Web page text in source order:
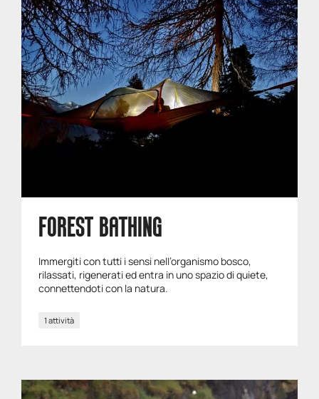
FOREST BATHING
Immergiti con tutti i sensi nell’organismo bosco,
rilassati, rigenerati ed entra in uno spazio di quiete,
connettendoti con la natura.
1 attività